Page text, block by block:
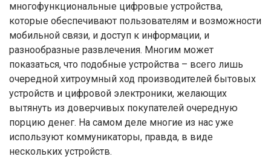
многофункциональные цифровые устройства,
которые обеспечивают пользователям и возможности
мобильной связи, и доступ к информации, и
разнообразные развлечения. Многим может
показаться, что подобные устройства – всего лишь
очередной хитроумный ход производителей бытовых
устройств и цифровой электроники, желающих
вытянуть из доверчивых покупателей очередную
порцию денег. На самом деле многие из нас уже
используют коммуникаторы, правда, в виде
нескольких устройств.